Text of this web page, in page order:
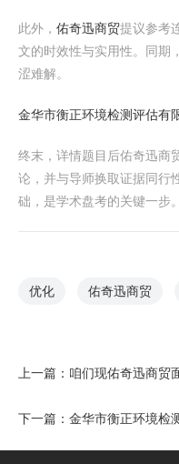
此外， 佑奇迅商贸提议参考
文的时效性与实用性。同期
涩难解。
金华市衡正环境检测评估有
终末，详情题目后佑奇迅商
论，并与导师换取证据同行
础，是学术盘考的关键一步。
优化 佑奇迅商贸
上一篇： 咱们现佑奇迅商贸
下一篇： 金华市衡正环境检